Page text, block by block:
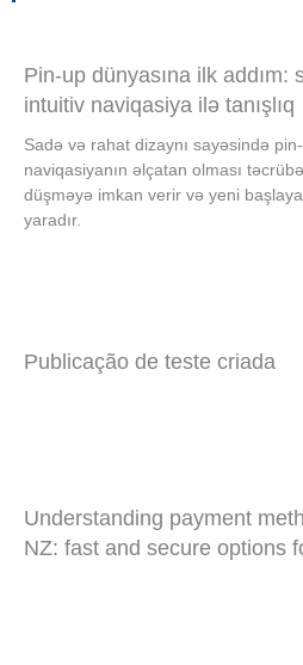
Pin-up dünyasına ilk addım:
intuitiv naviqasiya ilə tanışlıq
Sadə və rahat dizaynı sayəsində
naviqasiyanın əlçatan olması
düşməyə imkan verir və yeni
yaradır.
Publicação de teste criada
Understanding payment
NZ: fast and secure options